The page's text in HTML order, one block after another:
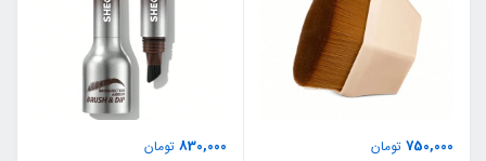
750,000 تومان 830,000 تومان